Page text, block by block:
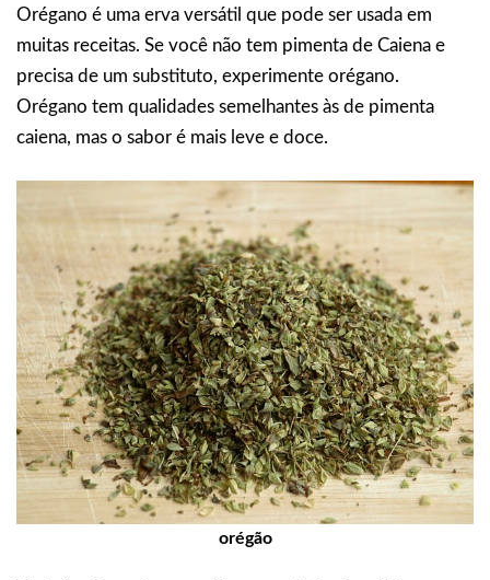
Orégano é uma erva versátil que pode ser usada em
muitas receitas. Se você não tem pimenta de Caiena e
precisa de um substituto, experimente orégano.
Orégano tem qualidades semelhantes às de pimenta
caiena, mas o sabor é mais leve e doce.
orégão